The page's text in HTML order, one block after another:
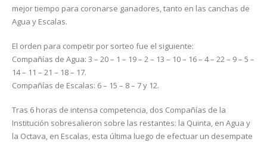
mejor tiempo para coronarse ganadores, tanto en las canchas de
Agua y Escalas.
El orden para competir por sorteo fue el siguiente:
Compañías de Agua: 3 – 20 – 1 – 19 – 2 – 13 – 10 – 16 – 4 – 22 – 9 – 5 –
14 – 11 – 21 – 18 – 17.
Compañías de Escalas: 6 – 15 – 8 – 7 y 12.
Tras 6 horas de intensa competencia, dos Compañías de la
Institución sobresalieron sobre las restantes: la Quinta, en Agua y
la Octava, en Escalas, esta última luego de efectuar un desempate